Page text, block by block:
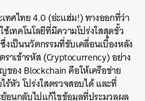
ทศไทย 4.0 (อ่ะแฮ่ม!) ทางออกที่ว่า
เทคโนโลยีที่มีความโปร่งใสสุดขั้ว
งเป็นนวัตกรรมที่ขับเคลื่อนเบื้องหลัง
ราเข้ารหัส (Cryptocurrency) อย่าง
อง Blockchain คือให้เครือข่าย
หัว โปร่งใสตรวจสอบได้ และที่
อนกลับไปแก้ไขข้อมูลที่ประมวลผล